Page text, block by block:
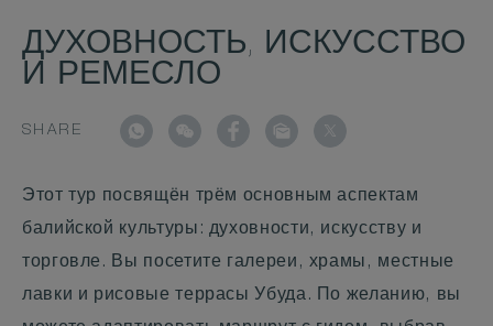
ДУХОВНОСТЬ, ИСКУССТВО
И РЕМЕСЛО
SHARE
Этот тур посвящён трём основным аспектам
балийской культуры: духовности, искусству и
торговле. Вы посетите галереи, храмы, местные
лавки и рисовые террасы Убуда. По желанию, вы